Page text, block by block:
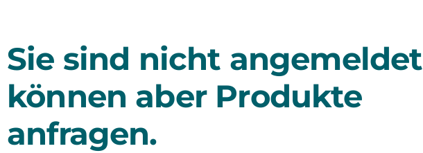
Sie sind nicht angemeldet
können aber Produkte
anfragen.